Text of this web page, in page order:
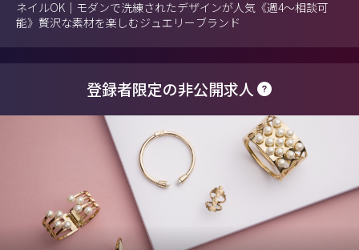
ネイルOK｜モダンで洗練されたデザインが人気《週4～相談可
能》贅沢な素材を楽しむジュエリーブランド
登録者限定の非公開求人